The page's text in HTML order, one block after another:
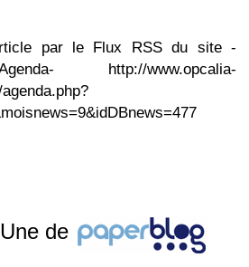
par le Flux RSS du site -
http://www.opcalia-
de